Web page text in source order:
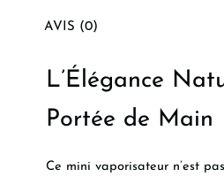
AVIS (0)
L’Élégance
Portée de Main
Ce mini vaporisateur n’est